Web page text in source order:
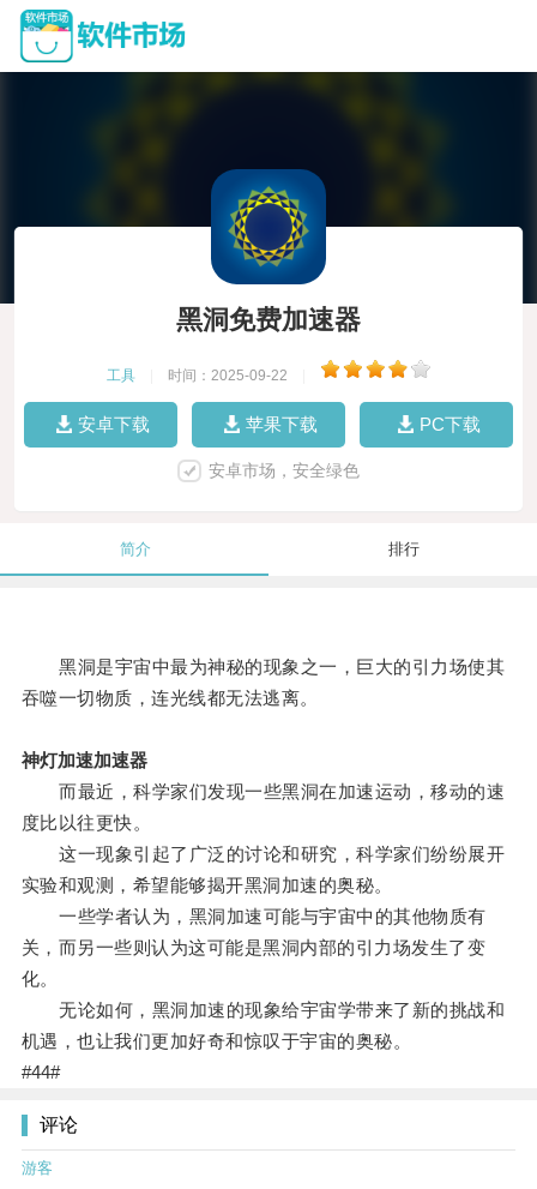
黑洞免费加速器
工具 时间：2025-09-22
安卓下载 苹果下载 PC下载
安卓市场，安全绿色
简介 排行
黑洞是宇宙中最为神秘的现象之一，巨大的引力场使其
吞噬一切物质，连光线都无法逃离。
神灯加速加速器
而最近，科学家们发现一些黑洞在加速运动，移动的速
度比以往更快。
这一现象引起了广泛的讨论和研究，科学家们纷纷展开
实验和观测，希望能够揭开黑洞加速的奥秘。
一些学者认为，黑洞加速可能与宇宙中的其他物质有
关，而另一些则认为这可能是黑洞内部的引力场发生了变
化。
无论如何，黑洞加速的现象给宇宙学带来了新的挑战和
机遇，也让我们更加好奇和惊叹于宇宙的奥秘。
#44#
评论
游客